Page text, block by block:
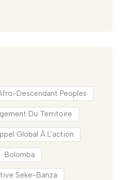
Descendant Peoples
Du Territoire
Global À L'action
Bolomba
Seke-Banza